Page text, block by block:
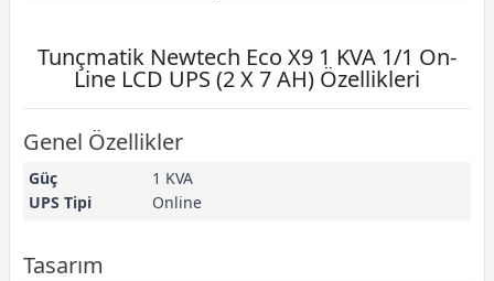
Tunçmatik Newtech Eco X9 1 KVA 1/1 On-
Line LCD UPS (2 X 7 AH) Özellikleri
Genel Özellikler
Güç
1 KVA
UPS Tipi
Online
Tasarım